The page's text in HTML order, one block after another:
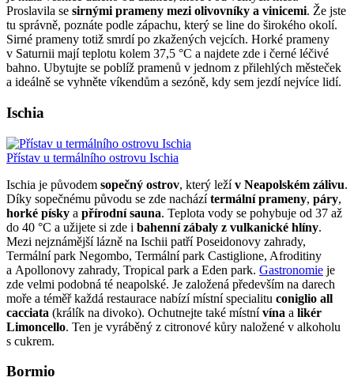
Proslavila se sirnými prameny mezi olivovníky a vinicemi. Že jste
tu správně, poznáte podle zápachu, který se line do širokého okolí.
Sirné prameny totiž smrdí po zkažených vejcích. Horké prameny
v Saturnii mají teplotu kolem 37,5 °C a najdete zde i černé léčivé
bahno. Ubytujte se poblíž pramenů v jednom z přilehlých městeček
a ideálně se vyhněte víkendům a sezóně, kdy sem jezdí nejvíce lidí.
Ischia
Přístav u termálního ostrovu Ischia
Ischia je původem sopečný ostrov, který ležív Neapolském zálivu.
Díky sopečnému původu se zde nacházítermální prameny, páry,
horké písky a přírodní sauna. Teplota vody se pohybuje od 37 až
do 40 °C a užijete si zde i bahenní zábaly z vulkanické hlíny.
Mezi nejznámější lázně na Ischii patří Poseidonovy zahrady,
Termální park Negombo, Termální park Castiglione, Afroditiny
a Apollonovy zahrady, Tropical park a Eden park. Gastronomie je
zde velmi podobná té neapolské. Je založená především na darech
moře a téměř každá restaurace nabízí místní specialitu coniglio all
cacciata (králík na divoko). Ochutnejte také místnívína a likér
Limoncello. Ten je vyráběný z citronové kůry naložené v alkoholu
s cukrem.
Bormio